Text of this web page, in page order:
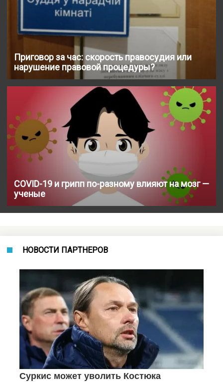
Приговор за час: скорость правосудия или
нарушение правовой процедуры?
COVID-19 и грипп по-разному влияют на мозг —
ученые
НОВОСТИ ПАРТНЕРОВ